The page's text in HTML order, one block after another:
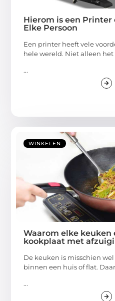
Hierom is een Printer
Elke Persoon
Een printer heeft vele
hele wereld. Niet alleen het
...
WINKELEN
Waarom elke keuken
kookplaat met
De keuken is misschien
binnen een huis of flat.
...